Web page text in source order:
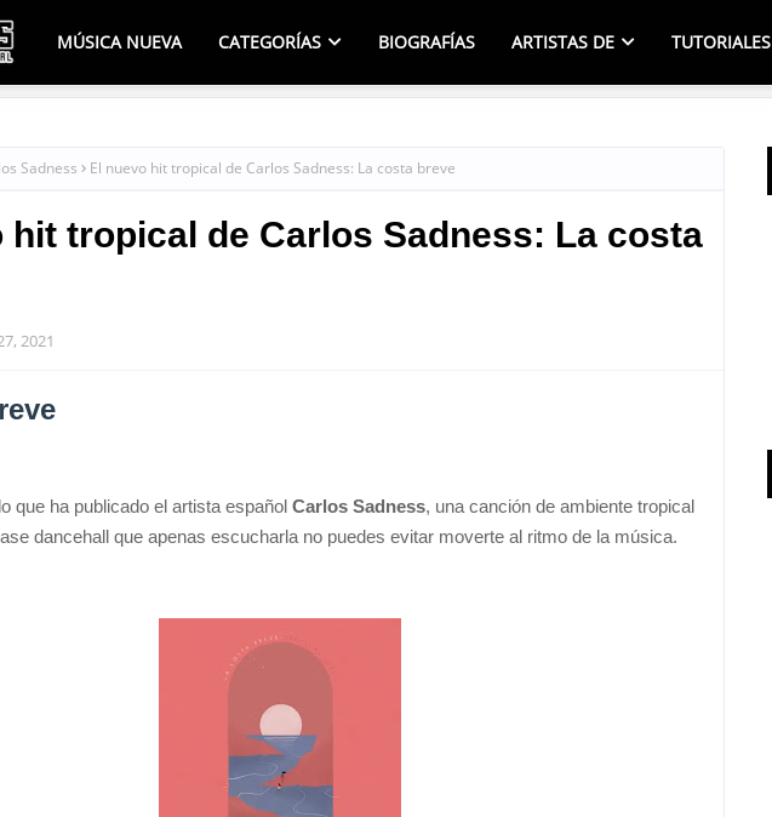
MÚSICA NUEVA CATEGORÍAS BIOGRAFÍAS ARTISTAS DE TUTORIALES
Sadness El nuevo hit tropical de Carlos Sadness: La costa breve
hit tropical de Carlos Sadness: La costa
2021
que ha publicado el artista español Carlos Sadness, una canción de ambiente tropical
dancehall que apenas escucharla no puedes evitar moverte al ritmo de la música.